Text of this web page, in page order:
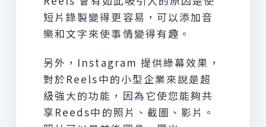
短片錄製變得更容易，可以添加音
樂和文字來使事情變得有趣。
另外，Instagram 提供綠幕效果，
對於Reels中的小型企業來說是超
級強大的功能，因為它使您能夠共
享Reeds中的照片、截圖、影片。